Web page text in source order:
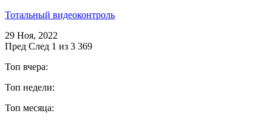
Тотальный видеоконтроль
29 Ноя, 2022
Пред След 1 из 3 369
Топ вчера:
Топ недели:
Топ месяца: